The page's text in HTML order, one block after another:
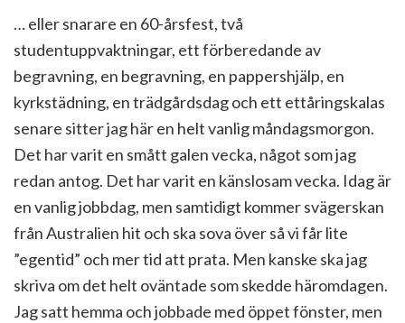
… eller snarare en 60-årsfest, två
studentuppvaktningar, ett förberedande av
begravning, en begravning, en pappershjälp, en
kyrkstädning, en trädgårdsdag och ett ettåringskalas
senare sitter jag här en helt vanlig måndagsmorgon.
Det har varit en smått galen vecka, något som jag
redan antog. Det har varit en känslosam vecka. Idag är
en vanlig jobbdag, men samtidigt kommer svägerskan
från Australien hit och ska sova över så vi får lite
”egentid” och mer tid att prata. Men kanske ska jag
skriva om det helt oväntade som skedde häromdagen.
Jag satt hemma och jobbade med öppet fönster, men